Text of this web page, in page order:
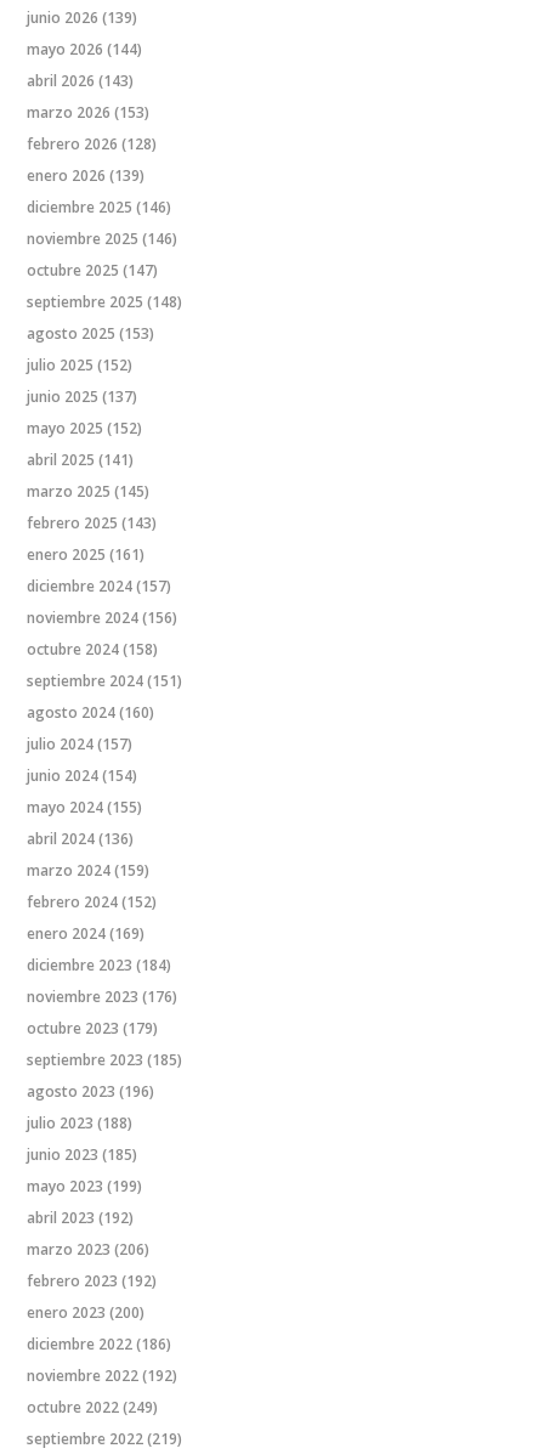
junio 2026 (139)
mayo 2026 (144)
abril 2026 (143)
marzo 2026 (153)
febrero 2026 (128)
enero 2026 (139)
diciembre 2025 (146)
noviembre 2025 (146)
octubre 2025 (147)
septiembre 2025 (148)
agosto 2025 (153)
julio 2025 (152)
junio 2025 (137)
mayo 2025 (152)
abril 2025 (141)
marzo 2025 (145)
febrero 2025 (143)
enero 2025 (161)
diciembre 2024(157)
noviembre 2024(156)
octubre 2024(158)
septiembre 2024(151)
agosto 2024(160)
julio 2024(157)
junio 2024(154)
mayo 2024(155)
abril 2024(136)
marzo 2024(159)
febrero 2024(152)
enero 2024(169)
diciembre 2023 (184)
noviembre 2023 (176)
octubre 2023 (179)
septiembre 2023 (185)
agosto 2023 (196)
julio 2023 (188)
junio 2023 (185)
mayo 2023 (199)
abril 2023 (192)
marzo 2023 (206)
febrero 2023 (192)
enero 2023 (200)
diciembre 2022(186)
noviembre 2022(192)
octubre 2022(249)
septiembre 2022(219)